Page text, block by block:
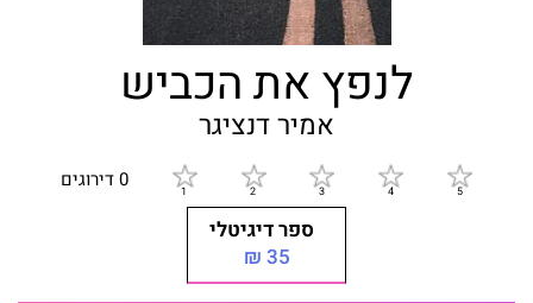
לנפץ את הכביש
אמיר דנציגר
0 דירוגים
ספר דיגיטלי
35 ₪